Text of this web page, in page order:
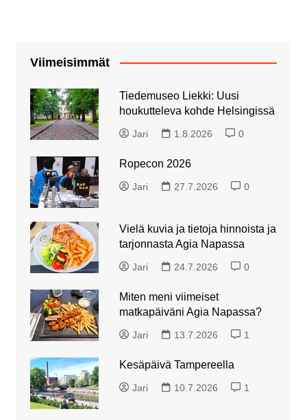
Viimeisimmät
Tiedemuseo Liekki: Uusi
houkutteleva kohde Helsingissä
Jari 1.8.2026 0
Ropecon 2026
Jari 27.7.2026 0
Vielä kuvia ja tietoja hinnoista ja
tarjonnasta Agia Napassa
Jari 24.7.2026 0
Miten meni viimeiset
matkapäiväni Agia Napassa?
Jari 13.7.2026 1
Kesäpäivä Tampereella
Jari 10.7.2026 1